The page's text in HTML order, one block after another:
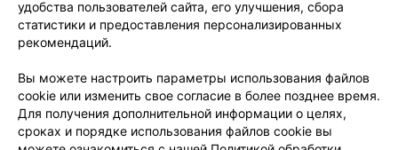
Написать руководителю 103.by
Обработка персональных данных
удобства пользователей сайта, его улучшения, сбора
статистики и предоставления персонализированных
рекомендаций.
Вы можете настроить параметры использования файлов
cookie или изменить свое согласие в более позднее время.
Для получения дополнительной информации о целях,
сроках и порядке использования файлов cookie вы